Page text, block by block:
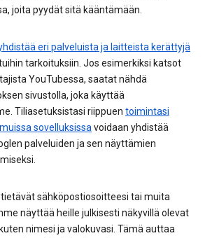
joita pyydät sitä kääntämään.
eri palveluista ja laitteista kerättyjä
tarkoituksiin. Jos esimerkiksi katsot
YouTubessa, saatat nähdä
sivustolla, joka käyttää
Tiliasetuksistasi riippuen toimintasi
sovelluksissa voidaan yhdistää
palveluiden ja sen näyttämien
sähköpostiosoitteesi tai muita
näyttää heille julkisesti näkyvillä olevat
nimesi ja valokuvasi. Tämä auttaa